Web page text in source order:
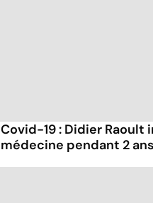
Covid-19 : Didier Raoult
médecine pendant 2 ans